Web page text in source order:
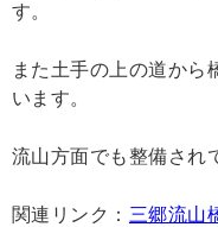
す。
また土手の上の道から
います。
流山方面でも整備され
関連リンク： 三郷流山